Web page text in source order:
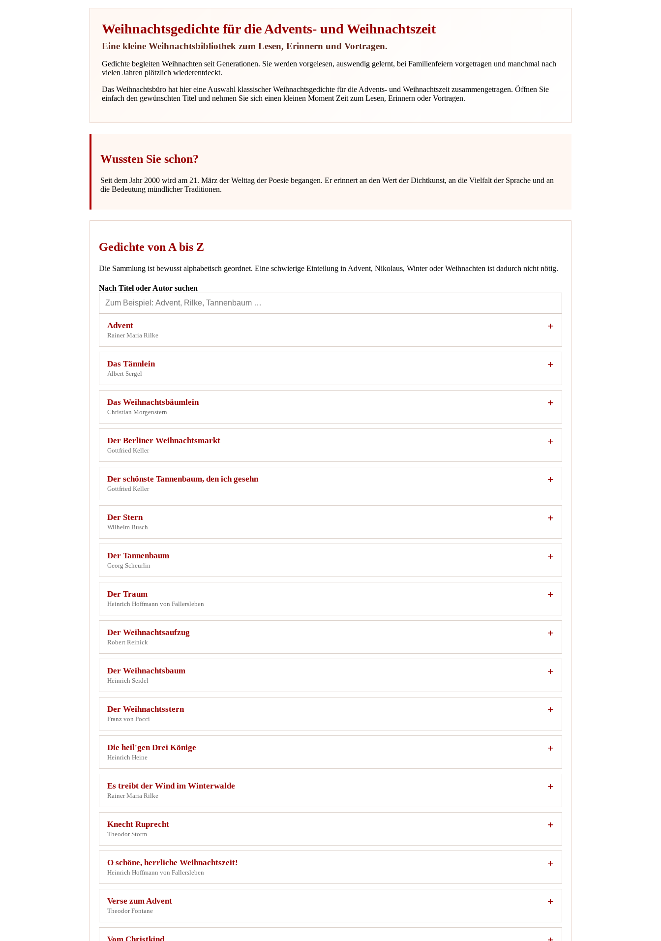
Weihnachtsgedichte für die Advents- und Weihnachtszeit
Eine kleine Weihnachtsbibliothek zum Lesen, Erinnern und Vortragen.
Gedichte begleiten Weihnachten seit Generationen. Sie werden vorgelesen, auswendig gelernt, bei Familienfeiern vorgetragen und manchmal nach
vielen Jahren plötzlich wiederentdeckt.
Das Weihnachtsbüro hat hier eine Auswahl klassischer Weihnachtsgedichte für die Advents- und Weihnachtszeit zusammengetragen. Öffnen Sie
einfach den gewünschten Titel und nehmen Sie sich einen kleinen Moment Zeit zum Lesen, Erinnern oder Vortragen.
Wussten Sie schon?
Seit dem Jahr 2000 wird am 21. März der Welttag der Poesie begangen. Er erinnert an den Wert der Dichtkunst, an die Vielfalt der Sprache und an
die Bedeutung mündlicher Traditionen.
Gedichte von A bis Z
Die Sammlung ist bewusst alphabetisch geordnet. Eine schwierige Einteilung in Advent, Nikolaus, Winter oder Weihnachten ist dadurch nicht nötig.
Nach Titel oder Autor suchen
Advent
Rainer Maria Rilke
Das Tännlein
Albert Sergel
Das Weihnachtsbäumlein
Christian Morgenstern
Der Berliner Weihnachtsmarkt
Gottfried Keller
Der schönste Tannenbaum, den ich gesehn
Gottfried Keller
Der Stern
Wilhelm Busch
Der Tannenbaum
Georg Scheurlin
Der Traum
Heinrich Hoffmann von Fallersleben
Der Weihnachtsaufzug
Robert Reinick
Der Weihnachtsbaum
Heinrich Seidel
Der Weihnachtsstern
Franz von Pocci
Die heil'gen Drei Könige
Heinrich Heine
Es treibt der Wind im Winterwalde
Rainer Maria Rilke
Knecht Ruprecht
Theodor Storm
O schöne, herrliche Weihnachtszeit!
Heinrich Hoffmann von Fallersleben
Verse zum Advent
Theodor Fontane
Vom Christkind